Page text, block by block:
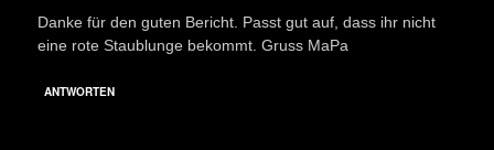
Danke für den guten Bericht. Passt gut auf, dass ihr nicht
eine rote Staublunge bekommt. Gruss MaPa
ANTWORTEN